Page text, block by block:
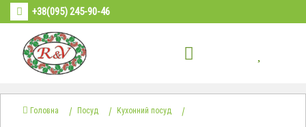
+38(095) 245-90-46
Головна Посуд Кухонний посуд